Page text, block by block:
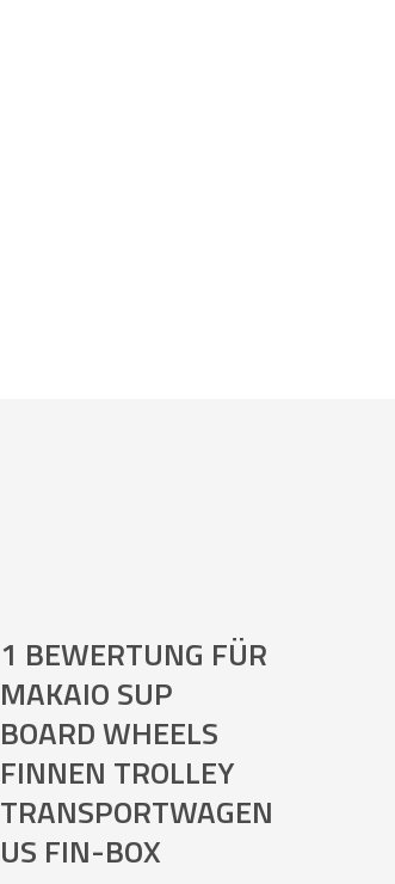
1 BEWERTUNG FÜR
MAKAIO SUP
BOARD WHEELS
FINNEN TROLLEY
TRANSPORTWAGEN
US FIN-BOX